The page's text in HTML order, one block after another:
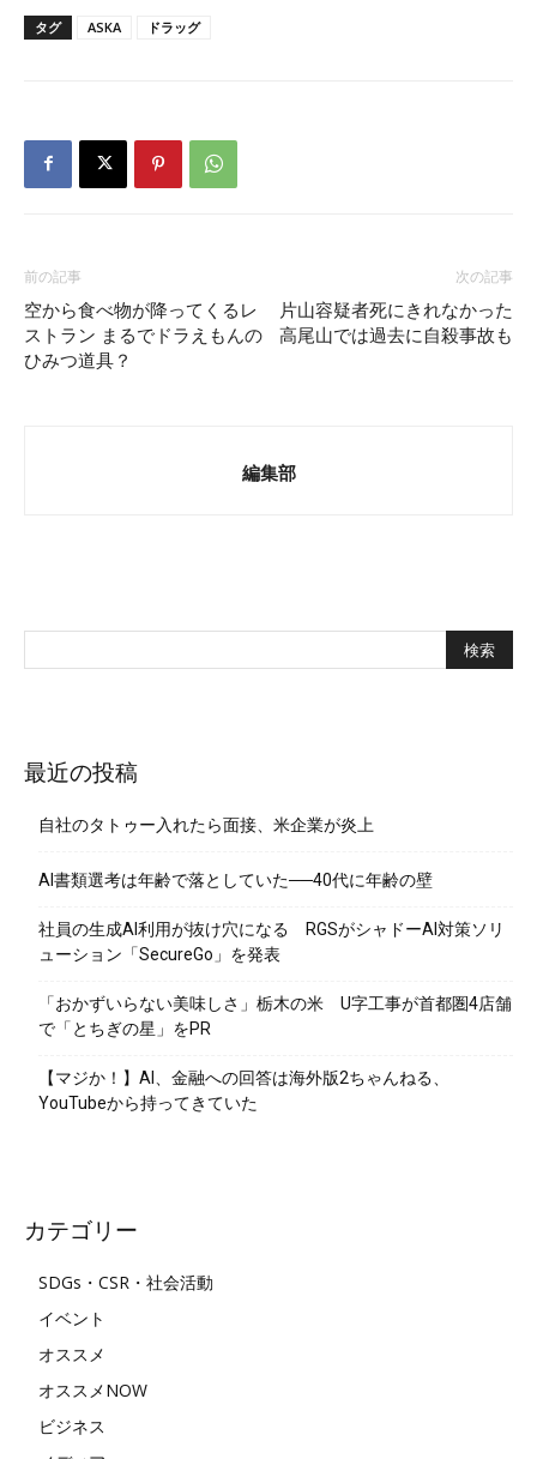
タグ ASKA ドラッグ
前の記事
空から食べ物が降ってくるレ
ストラン まるでドラえもんの
ひみつ道具？
次の記事
片山容疑者死にきれなかった
高尾山では過去に自殺事故も
編集部
最近の投稿
自社のタトゥー入れたら面接、米企業が炎上
AI書類選考は年齢で落としていた──40代に年齢の壁
社員の生成AI利用が抜け穴になる RGSがシャドーAI対策ソリ
ューション「SecureGo」を発表
「おかずいらない美味しさ」栃木の米 U字工事が首都圏4店舗
で「とちぎの星」をPR
【マジか！】AI、金融への回答は海外版2ちゃんねる、
YouTubeから持ってきていた
カテゴリー
SDGs・CSR・社会活動
イベント
オススメ
オススメNOW
ビジネス